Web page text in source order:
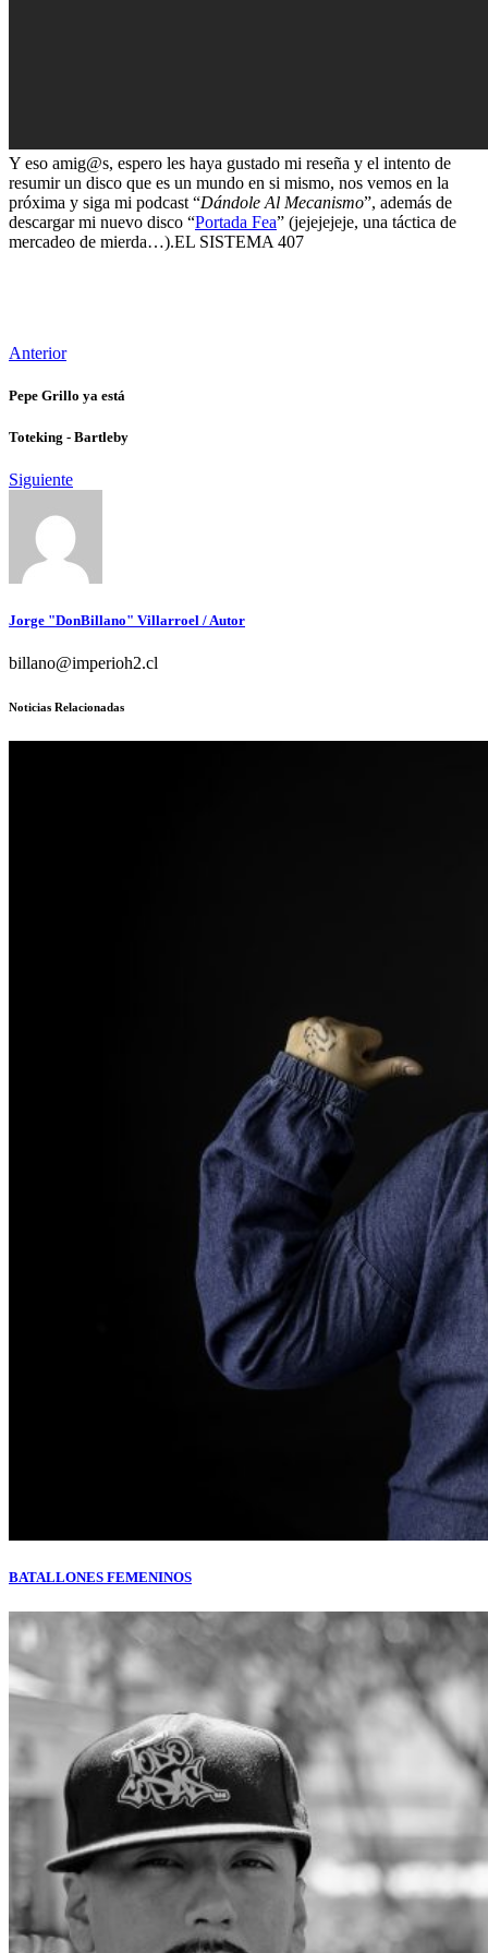
Y eso amig@s, espero les haya gustado mi reseña y el intento de
resumir un disco que es un mundo en si mismo, nos vemos en la
próxima y siga mi podcast “Dándole Al Mecanismo”, además de
descargar mi nuevo disco “Portada Fea” (jejejejeje, una táctica de
mercadeo de mierda…).EL SISTEMA 407
Anterior
Pepe Grillo ya está
Toteking - Bartleby
Siguiente
Jorge "DonBillano" Villarroel / Autor
billano@imperioh2.cl
Noticias Relacionadas
BATALLONES FEMENINOS